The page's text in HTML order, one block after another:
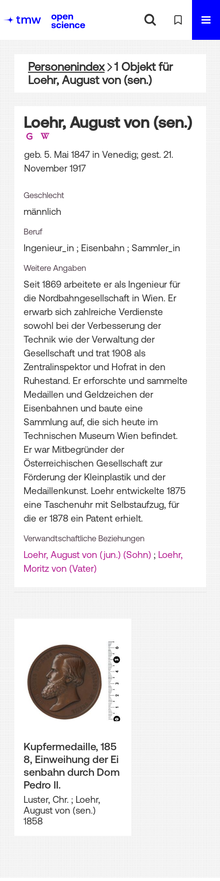
Personenindex 1 Objektfür
Loehr, August von (sen.)
Loehr, August von (sen.)
geb. 5. Mai 1847 in Venedig; gest. 21.
November 1917
Geschlecht
männlich
Beruf
Ingenieur_in ; Eisenbahn ; Sammler_in
Weitere Angaben
Seit 1869 arbeitete er als Ingenieur für
die Nordbahngesellschaft in Wien. Er
erwarb sich zahlreiche Verdienste
sowohl bei der Verbesserung der
Technik wie der Verwaltung der
Gesellschaft und trat 1908 als
Zentralinspektor und Hofrat in den
Ruhestand. Er erforschte und sammelte
Medaillen und Geldzeichen der
Eisenbahnen und baute eine
Sammlung auf, die sich heute im
Technischen Museum Wien befindet.
Er war Mitbegründer der
Österreichischen Gesellschaft zur
Förderung der Kleinplastik und der
Medaillenkunst. Loehr entwickelte 1875
eine Taschenuhr mit Selbstaufzug, für
die er 1878 ein Patent erhielt.
Verwandtschaftliche Beziehungen
Loehr, August von (jun.) (Sohn) ; Loehr,
Moritz von (Vater)
Kupfermedaille, 185
8, Einweihung der Ei
senbahn durch Dom
Pedro II.
Luster, Chr. ; Loehr,
August von (sen.)
1858